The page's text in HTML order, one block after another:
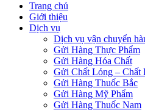
Trang chủ
Giới thiệu
Dịch vụ
Dịch vụ vận chuyển
Gửi Hàng Thực Phẩm
Gửi Hàng Hóa Chất
Gửi Chất Lỏng – Chất
Gửi Hàng Thuốc Bắc
Gửi Hàng Mỹ Phẩm
Gửi Hàng Thuốc Nam